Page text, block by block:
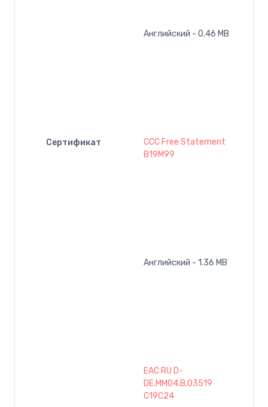
Сертификат
Английский - 0.46 MB
CCC Free Statement
B19M99
Английский - 1.36 MB
EAC RU D-
DE.MM04.B.03519
C19C24